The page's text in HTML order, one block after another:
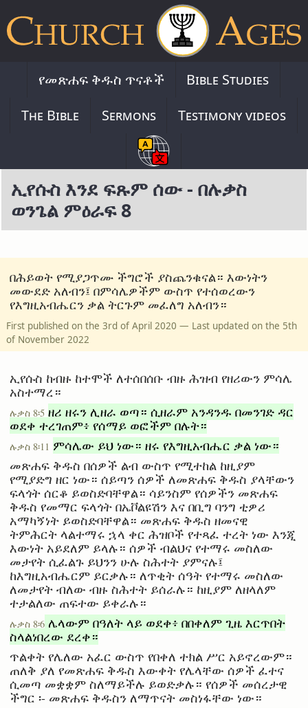
የመጽሐፍ ቅዱስ ጥናቶች
Bible Studies
The Bible
Sermons Testimony videos
ኢየሱስ እንደ ፍጹም ሰው - በሉቃስ
ወንጌል ምዕራፍ 8
በሕይወት የሚያጋጥሙ ችግሮች ያስጨንቁናል። እውነትን
መውደድ አለብን፤ በምሳሌዎችም ውስጥ የተሰወረውን
የእግዚአብሔርን ቃል ትርጉም መፈለግ አለብን።
First published on the 3rd of April 2020 — Last updated on the 5th
of November 2022
ኢየሱስ ከብዙ ከተሞች ለተሰበሰቡ ብዙ ሕዝብ የዘሪውን ምሳሌ
አስተማረ።
ሉቃስ 8፡5 ዘሪ ዘሩን ሊዘራ ወጣ። ሲዘራም አንዳንዱ በመንገድ ዳር
ወደቀ ተረገጠም፥ የሰማይ ወፎችም በሉት።
ሉቃስ 8፡11 ምሳሌው ይህ ነው። ዘሩ የእግዚአብሔር ቃል ነው።
መጽሐፍ ቅዱስ በሰዎች ልብ ውስጥ የሚተከል ከዚያም
የሚያድግ ዘር ነው። ሰይጣን ሰዎች ለመጽሐፍ ቅዱስ ያላቸውን
ፍላጎት ሰርቆ ይወስድባቸዋል። ሳይንስም የሰዎችን መጽሐፍ
ቅዱስ የመማር ፍላጎት በኤቮልዩሽን እና በቢግ ባንግ ቲዎሪ
አማካኝነት ይወስድባቸዋል። መጽሐፍ ቅዱስ ዘመናዊ
ትምሕርት ላልተማሩ ኋላ ቀር ሕዝቦች የተጻፈ ተረት ነው እንጂ
እውነት አይደለም ይላሉ። ሰዎች ብልህና የተማሩ መስለው
መታየት ሲፈልጉ ይህንን ሁሉ ስሕተት ያምናሉ፤
ከእግዚአብሔርም ይርቃሉ። ለጥቂት ሰዓት የተማሩ መስለው
ለመታየት ብለው ብዙ ስሕተት ይሰራሉ። ከዚያም ለዘላለም
ተታልለው ጠፍተው ይቀራሉ።
ሉቃስ 8፡6 ሌላውም በዓለት ላይ ወደቀ፥ በበቀለም ጊዜ እርጥበት
ስላልነበረው ደረቀ።
ጥልቀት የሌለው አፈር ውስጥ የበቀለ ተክል ሥር አይኖረውም።
ጠለቅ ያለ የመጽሐፍ ቅዱስ እውቀት የሌላቸው ሰዎች ፈተና
ሲመጣ መቋቋም ስለማይችሉ ይወድቃሉ። የሰዎች መሰረታዊ
ችግር ፡- መጽሐፍ ቅዱስን ለማጥናት መስነፋቸው ነው።